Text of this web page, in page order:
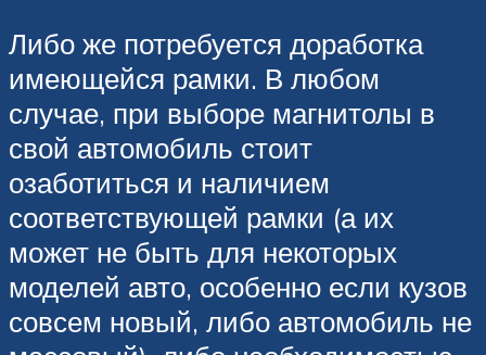
Либо же потребуется доработка
имеющейся рамки. В любом
случае, при выборе магнитолы в
свой автомобиль стоит
озаботиться и наличием
соответствующей рамки (а их
может не быть для некоторых
моделей авто, особенно если кузов
совсем новый, либо автомобиль не